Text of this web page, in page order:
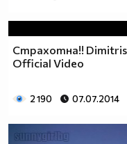
Страхотна!! Dimitris
Official Video
2 190 07.07.2014